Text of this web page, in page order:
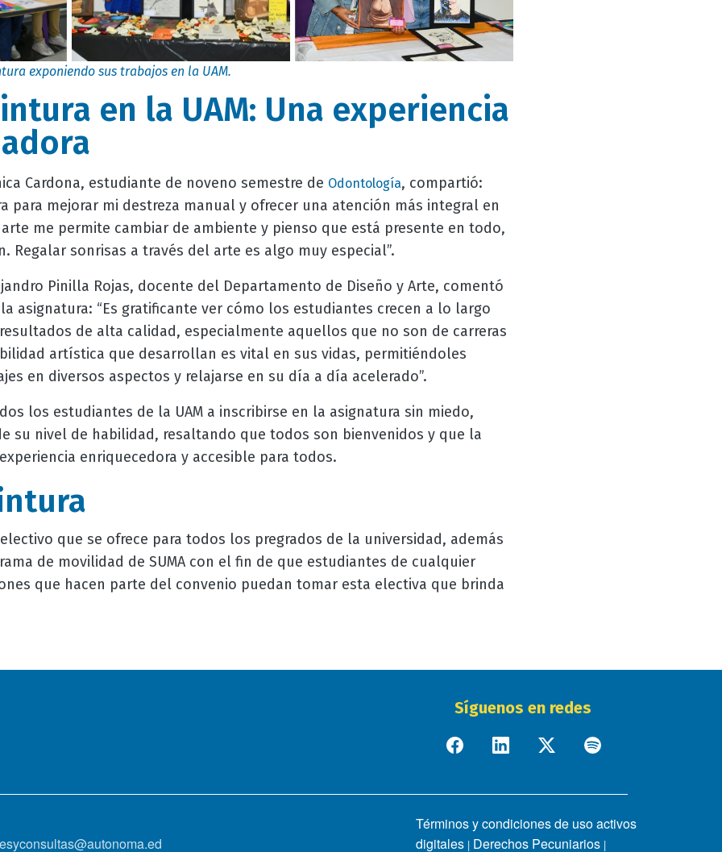
exponiendo sus trabajos en la UAM.
en la UAM: Una experiencia
Cardona, estudiante de noveno semestre de Odontología, compartió:
para mejorar mi destreza manual y ofrecer una atención más integral en
arte me permite cambiar de ambiente y pienso que está presente en todo,
Regalar sonrisas a través del arte es algo muy especial”.
Pinilla Rojas, docente del Departamento de Diseño y Arte, comentó
asignatura: “Es gratificante ver cómo los estudiantes crecen a lo largo
de alta calidad, especialmente aquellos que no son de carreras
artística que desarrollan es vital en sus vidas, permitiéndoles
en diversos aspectos y relajarse en su día a día acelerado”.
los estudiantes de la UAM a inscribirse en la asignatura sin miedo,
su nivel de habilidad, resaltando que todos son bienvenidos y que la
enriquecedora y accesible para todos.
que se ofrece para todos los pregrados de la universidad, además
de movilidad de SUMA con el fin de que estudiantes de cualquier
que hacen parte del convenio puedan tomar esta electiva que brinda
Síguenos en redes
Términos y condiciones de uso activos
digitales | Derechos Pecuniarios |